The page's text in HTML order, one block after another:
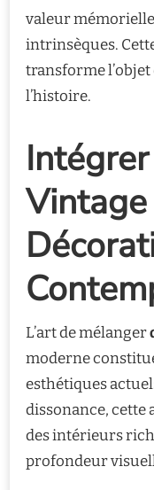
valeur
intrinsèques.
transforme
l’histoire.
L’art de mélanger
moderne
esthétiques
dissonance, cette
des intérieurs
profondeur